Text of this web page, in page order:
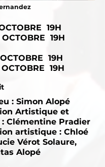
19H
19H
19H
19H
: Simon Alopé
Artistique et
: Clémentine Pradier
artistique : Chloé
Vérot Solaure,
Alopé